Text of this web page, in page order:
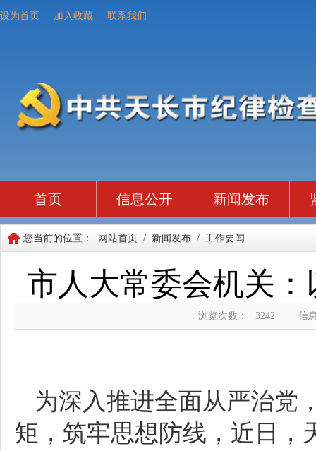
设为首页 加入收藏 联系我们
首页 信息公开 新闻发布
您当前的位置： 网站首页 / 新闻发布 / 工作要闻
市人大常委会机关
浏览次数： 3242 信
为深入推进全面从严治党
矩，筑牢思想防线，近日，